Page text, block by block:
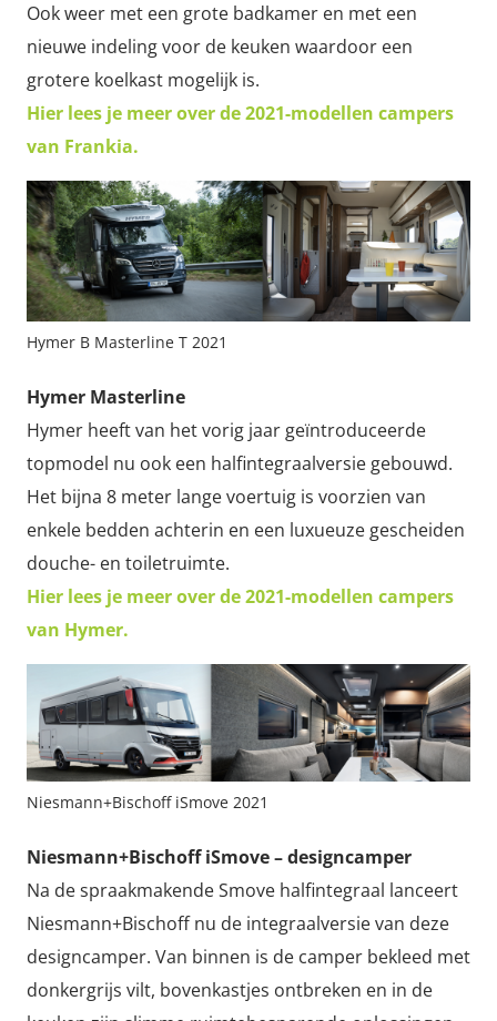
Ook weer met een grote badkamer en met een
nieuwe indeling voor de keuken waardoor een
grotere koelkast mogelijk is.
Hier lees je meer over de 2021-modellen campers
van Frankia.
Hymer B Masterline T 2021
Hymer Masterline
Hymer heeft van het vorig jaar geïntroduceerde
topmodel nu ook een halfintegraalversie gebouwd.
Het bijna 8 meter lange voertuig is voorzien van
enkele bedden achterin en een luxueuze gescheiden
douche- en toiletruimte.
Hier lees je meer over de 2021-modellen campers
van Hymer.
Niesmann+Bischoff iSmove 2021
Niesmann+Bischoff iSmove – designcamper
Na de spraakmakende Smove halfintegraal lanceert
Niesmann+Bischoff nu de integraalversie van deze
designcamper. Van binnen is de camper bekleed met
donkergrijs vilt, bovenkastjes ontbreken en in de